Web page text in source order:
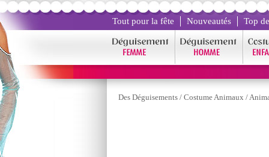
Tout pour la fête Nouveautés Top
Des Déguisements / Costume Animaux /